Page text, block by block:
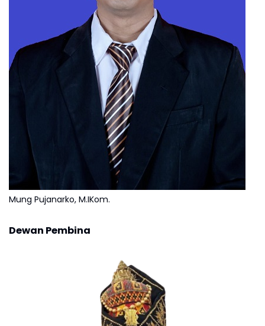
Mung Pujanarko, M.IKom.
Dewan Pembina